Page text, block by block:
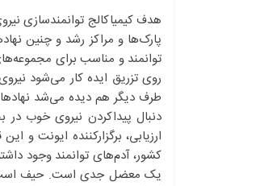
هدف کیمیاکالج توانمندسازی
پارک‌ها و مراکز رشد و چنین
توانمند و مناسب برای
روی تزریق ایده کار می‌شود‌
طرف دیگر هم دیده می‌شد
دنبال پیدا‌کردن نیروی خوب
ارزیابی، برگزار‌کننده ایونت و
کشور، آدم‌های توانمند وجود
یک معضل جدی است. حیف است که